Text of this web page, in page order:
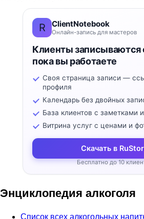
R ClientNotebook
Онлайн-запись для мастеров
Клиенты
пока вы работаете
Своя страница записи —
профиля
Календарь без двойных
База клиентов с заметками
Витрина услуг с ценами и
Скачать в
Бесплатно до 10
Энциклопедия алкоголя
Список всех алкогольных